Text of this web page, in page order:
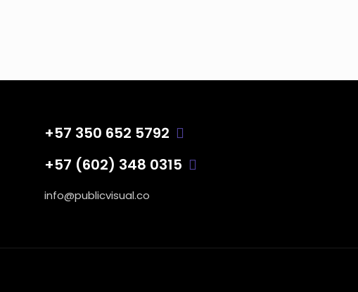
+57 350 652 5792
+57 (602) 348 0315
info@publicvisual.co